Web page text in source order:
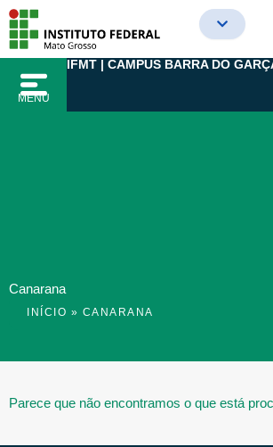
para
conteúdo
MENU
IFMT | CAMPUS BARRA DO
Canarana
INÍCIO » CANARANA
Parece que não encontramos o que está